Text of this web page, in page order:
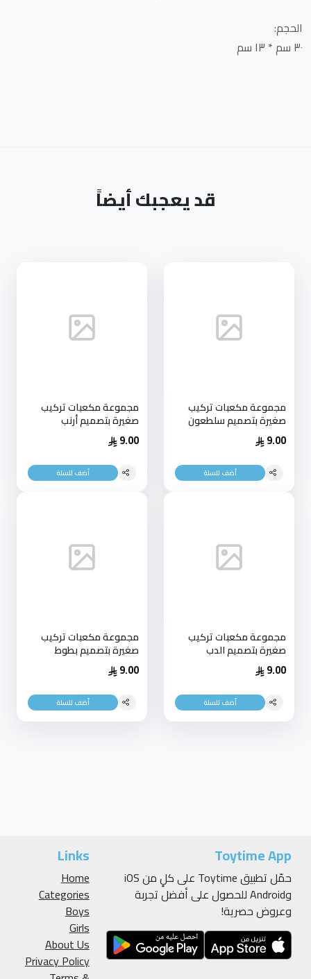
الحجم:
٣٠ سم * ١٣ سم
قد يعجبك أيضاً
مجموعة مكعبات تركيب
صغيرة بتصميم سلطعون
9.00
أضف للسلة
مجموعة مكعبات تركيب
صغيرة بتصميم أرنب
9.00
أضف للسلة
مجموعة مكعبات تركيب
صغيرة بتصميم الدب
9.00
أضف للسلة
مجموعة مكعبات تركيب
صغيرة بتصميم بطوط
9.00
أضف للسلة
Toytime App
حمّل تطبيق Toytime على كلٍ من iOS
وAndroid للحصول على أفضل تجربة
وعروض حصرية!
Links
Home
Categories
Boys
Girls
About Us
Privacy Policy